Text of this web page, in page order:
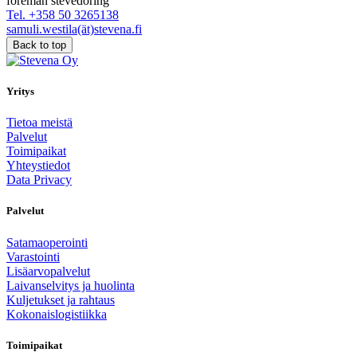
Tel. +358 50 3265138
samuli.westila(ät)stevena.fi
Back to top
Yritys
Tietoa meistä
Palvelut
Toimipaikat
Yhteystiedot
Data Privacy
Palvelut
Satamaoperointi
Varastointi
Lisäarvopalvelut
Laivanselvitys ja huolinta
Kuljetukset ja rahtaus
Kokonaislogistiikka
Toimipaikat